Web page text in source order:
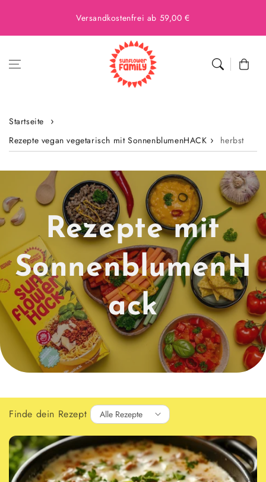
Versandkostenfrei ab 59,00 €
Startseite
Rezepte vegan vegetarisch mit SonnenblumenHACK
herbst
Rezepte mit
SonnenblumenH
ack
Finde dein Rezept